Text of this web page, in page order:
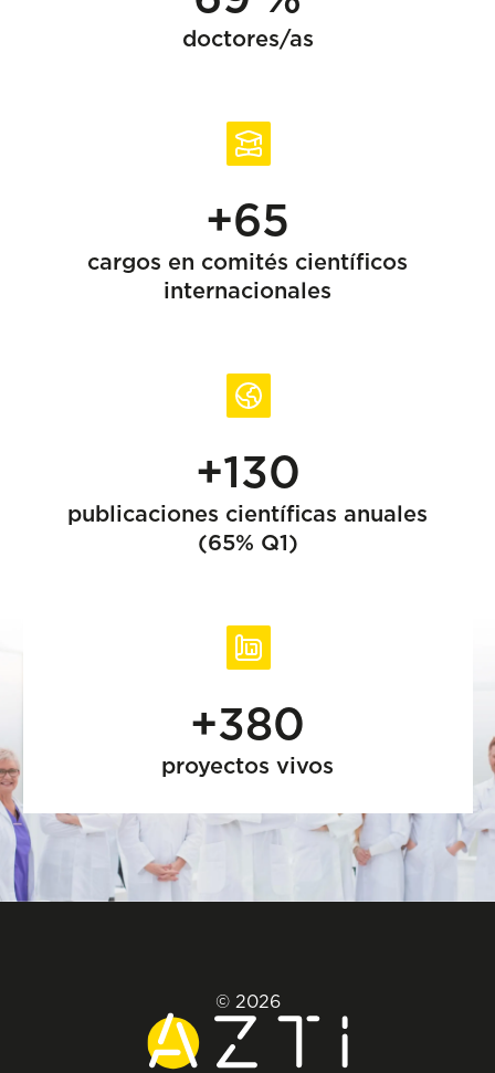
doctores/as
+65
cargos en comités científicos
internacionales
+130
publicaciones científicas anuales
(65% Q1)
+380
proyectos vivos
© 2026